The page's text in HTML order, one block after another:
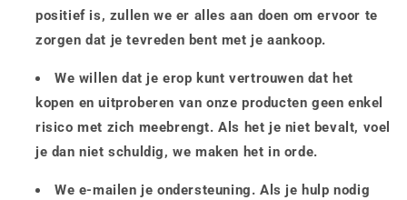
positief is, zullen we er alles aan doen om ervoor te
zorgen dat je tevreden bent met je aankoop.
We willen dat je erop kunt vertrouwen dat het
kopen en uitproberen van onze producten geen enkel
risico met zich meebrengt. Als het je niet bevalt, voel
je dan niet schuldig, we maken het in orde.
We e-mailen je ondersteuning. Als je hulp nodig